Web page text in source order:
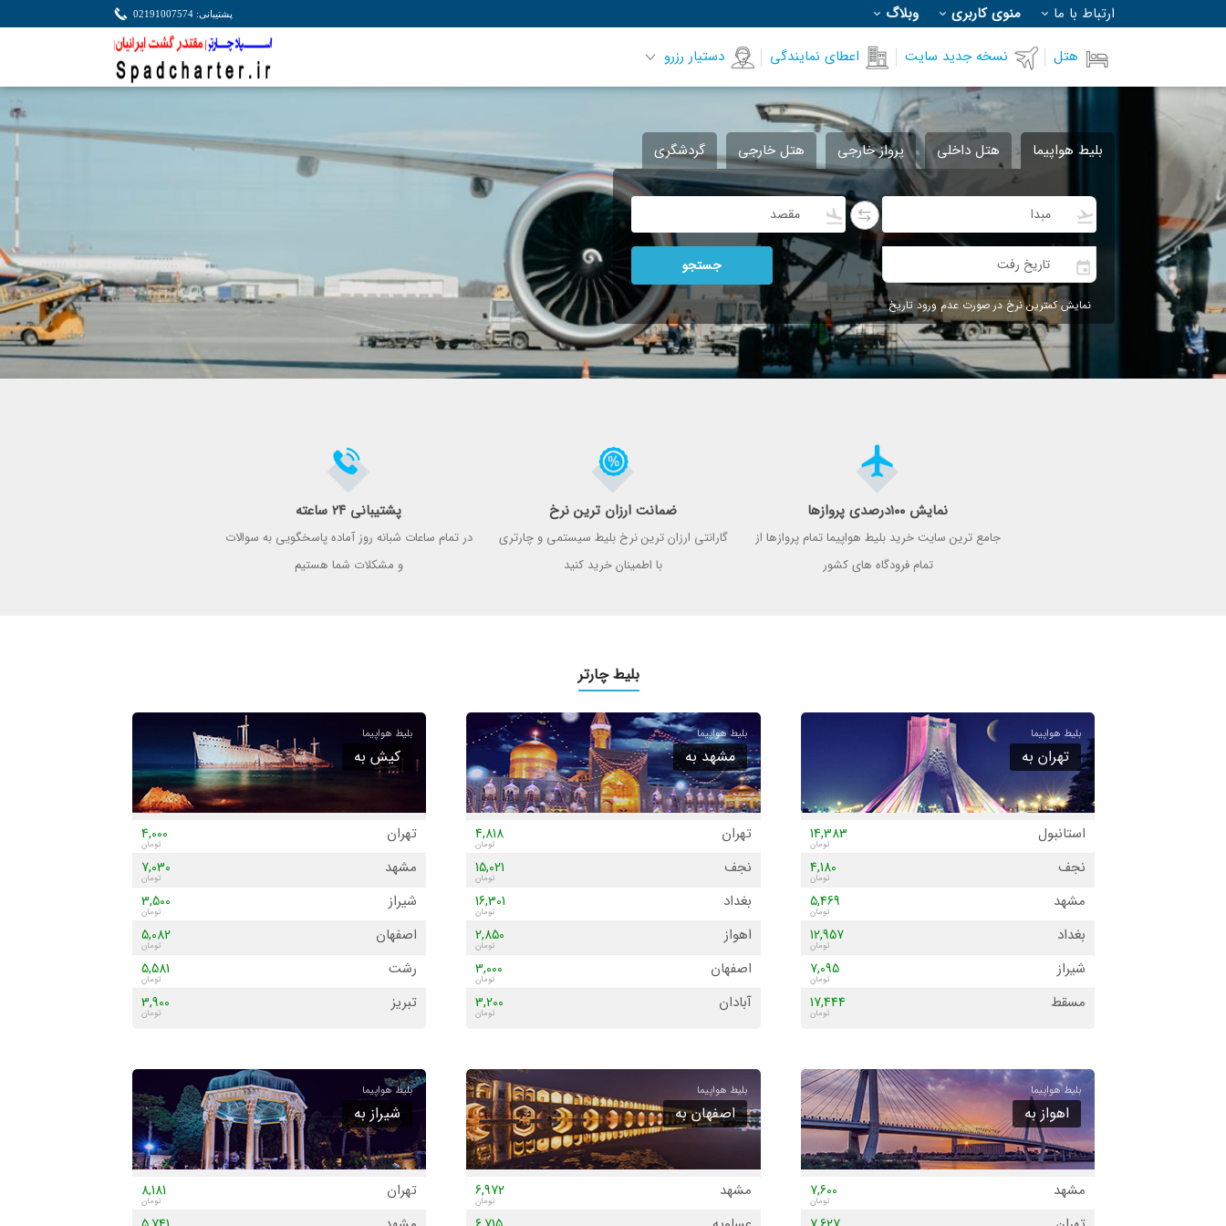
هتل نسخه جدید سایت اعطای نمایندگی دستیار رزرو
ارتباط با ما منوی کاربری وبلاگ پشتیبانی: 02191007574
نمایش ۱۰۰درصدی پروازها
جامع ترین سایت خرید بلیط هواپیما تمام پروازها از
تمام فرودگاه های کشور
ضمانت ارزان ترین نرخ
گارانتی ارزان ترین نرخ بلیط سیستمی و چارتری
با اطمینان خرید کنید
پشتیبانی ۲۴ ساعته
در تمام ساعات شبانه روز آماده پاسخگویی به سوالات
و مشکلات شما هستیم
بلیط هواپیما هتل داخلی پرواز خارجی هتل خارجی گردشگری
نمایش کمترین نرخ در صورت عدم ورود تاریخ
جستجو
بلیط چارتر
تهران به
استانبول 14,383
نجف 4,180
مشهد 5,469
بغداد 12,957
شیراز 7,095
مسقط 17,444
ایروان 15,506
زاهدان 9,900
تفلیس 14,536
اهواز 7,484
کرمان 7,012
مشهد به
تهران 4,818
نجف 15,021
بغداد 16,301
اهواز 2,850
اصفهان 3,000
آبادان 3,200
شیراز 4,101
زاهدان 6,739
کرمانشاه 5,700
رشت 6,001
3,701
کیش به
تهران 4,000
مشهد 7,030
شیراز 3,500
اصفهان 5,082
رشت 5,581
تبریز 3,900
اهواز به
مشهد 7,600
اصفهان به
مشهد 6,972
شیراز به
تهران 8,181